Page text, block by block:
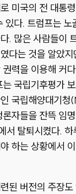
미국의 전 대통
있다. 트럼프는 노
. 많은 사람들이
다는 것을 알았지
력을 이용해 커
는 국립기후평가
국립해양대기청
자들을 잔뜩 임
서 탈퇴시켰다. 하
하는 상황에서
된 버전의 주장도